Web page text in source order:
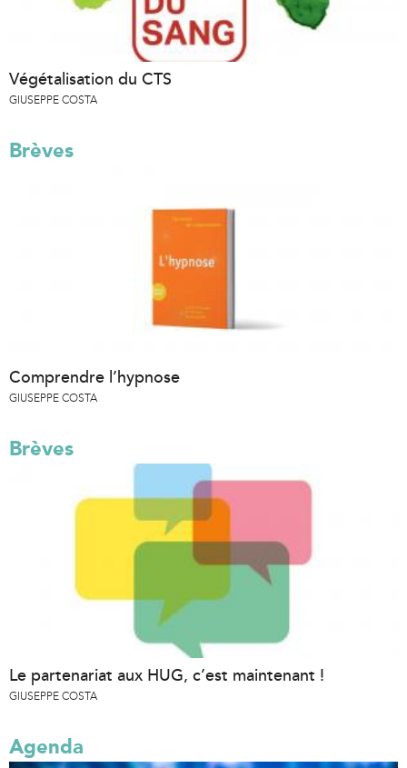
Végétalisation du CTS
GIUSEPPE COSTA
Brèves
Comprendre l’hypnose
GIUSEPPE COSTA
Brèves
Le partenariat aux HUG, c’est maintenant !
GIUSEPPE COSTA
Agenda